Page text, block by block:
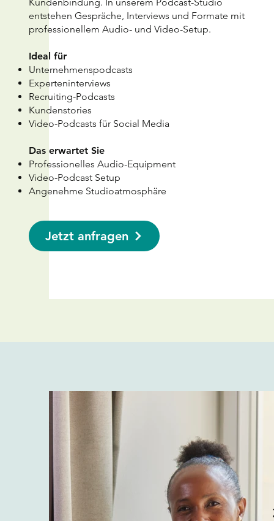
entstehen Gespräche, Interviews und Formate mit
professionellem Audio- und Video-Setup.
Ideal für
Unternehmenspodcasts
Experteninterviews
Recruiting-Podcasts
Kundenstories
Video-Podcasts für Social Media
Das erwartet Sie
Professionelles Audio-Equipment
Video-Podcast Setup
Angenehme Studioatmosphäre​​​​
Jetzt anfragen